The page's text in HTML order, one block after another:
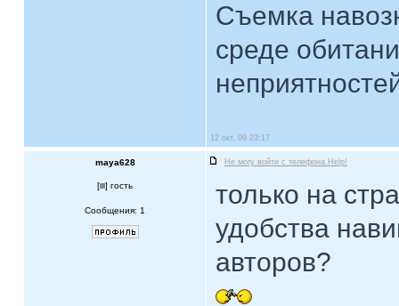
Съемка
среде
12 окт, 09 23:17
maya628 Не могу войти с телефона.Help!
[ ] гость
Сообщения: 1
только на
удобства
авторов?